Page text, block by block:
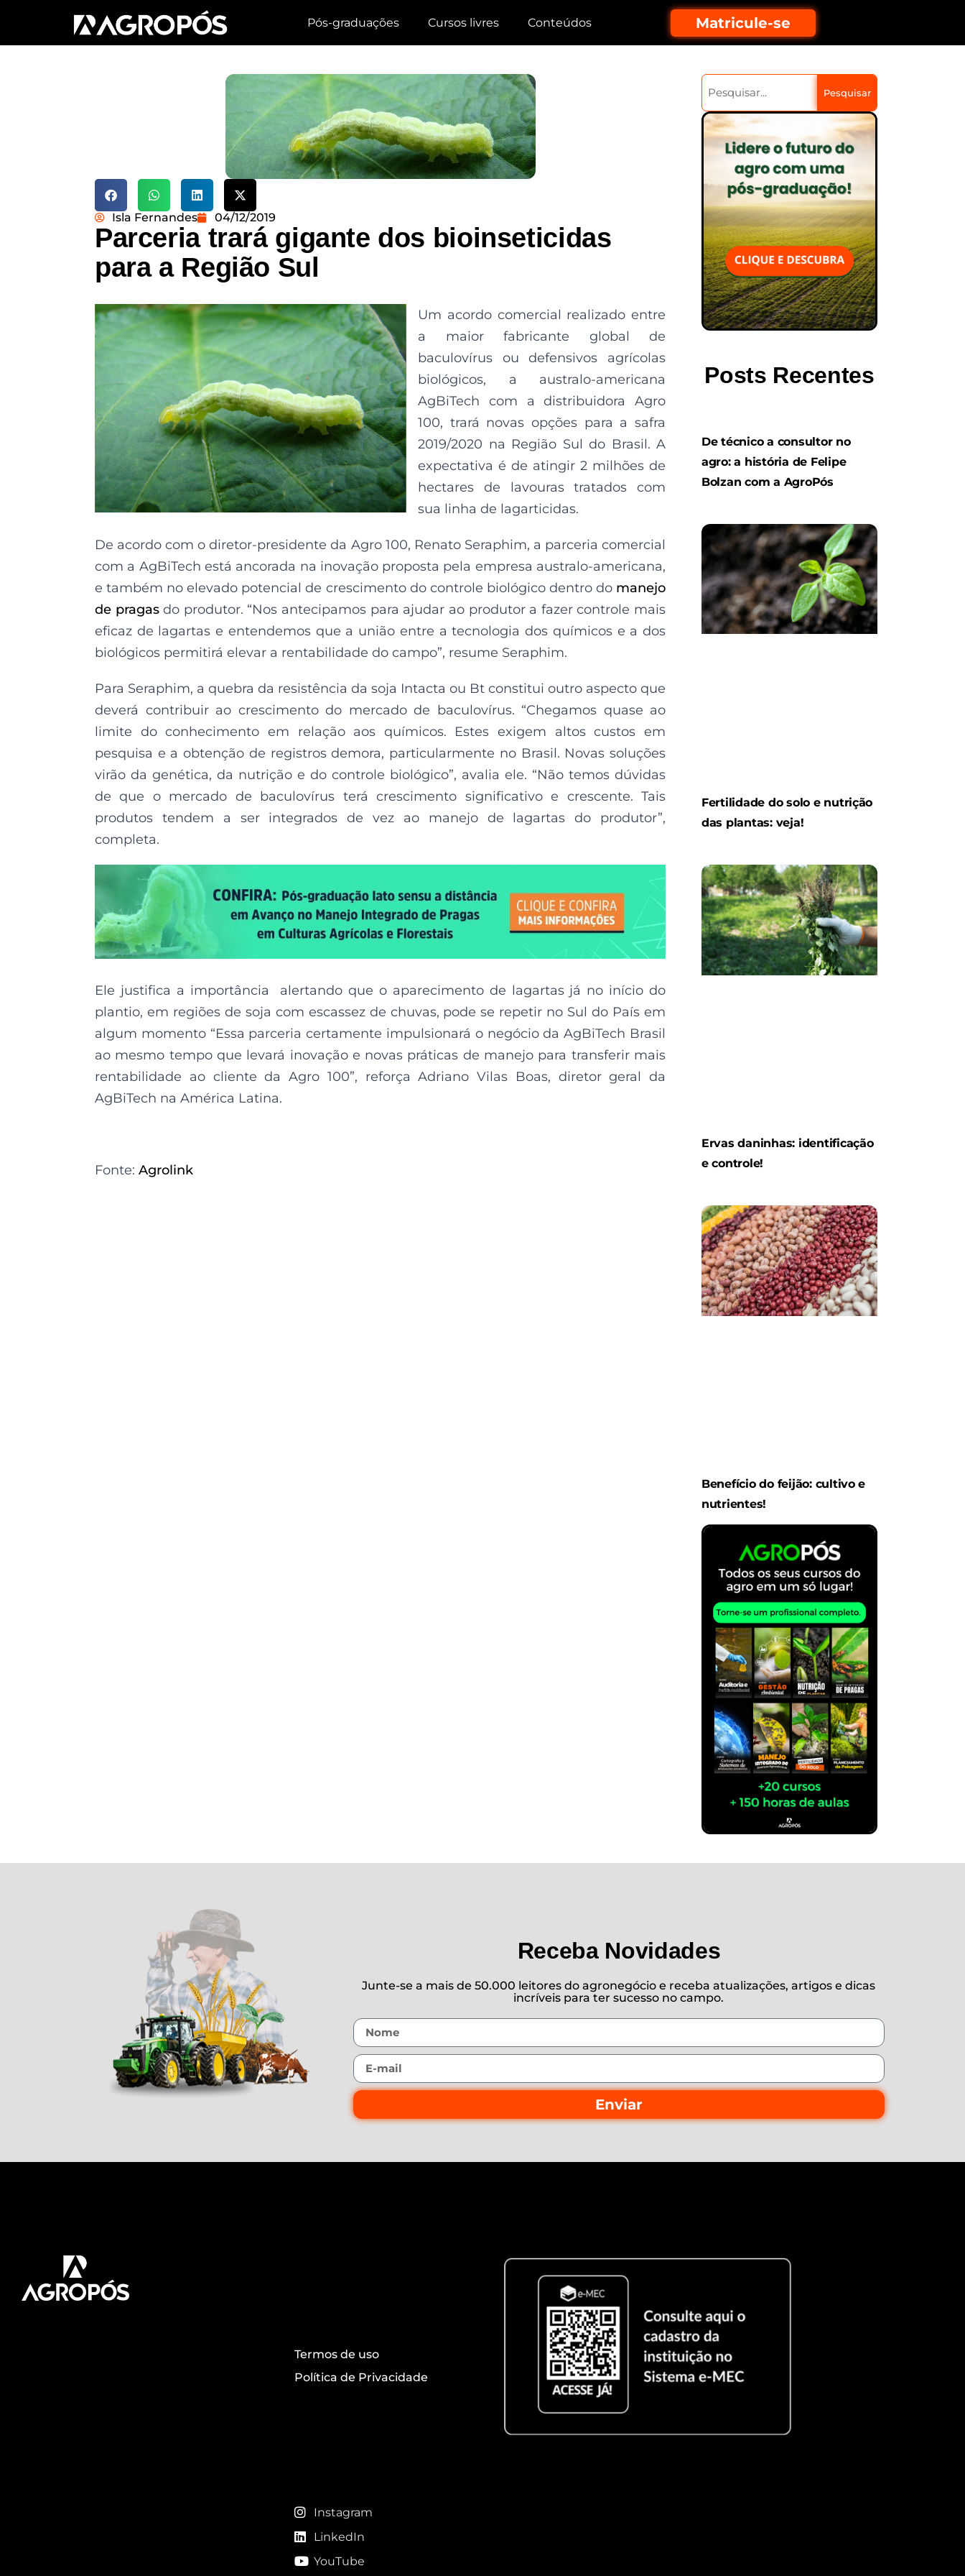
Pós-graduações Cursos livres Conteúdos Matricule-se
Isla Fernandes 04/12/2019
Parceria trará gigante dos bioinseticidas
para a Região Sul
Um acordo comercial realizado entre
a maior fabricante global de
baculovírus ou defensivos agrícolas
biológicos, a australo-americana
AgBiTech com a distribuidora Agro
100, trará novas opções para a safra
2019/2020 na Região Sul do Brasil. A
expectativa é de atingir 2 milhões de
hectares de lavouras tratados com
sua linha de lagarticidas.
De acordo com o diretor-presidente da Agro 100, Renato Seraphim, a parceria comercial
com a AgBiTech está ancorada na inovação proposta pela empresa australo-americana,
e também no elevado potencial de crescimento do controle biológico dentro do manejo
de pragasdo produtor. “Nos antecipamos para ajudar ao produtor a fazer controle mais
eficaz de lagartas e entendemos que a união entre a tecnologia dos químicos e a dos
biológicos permitirá elevar a rentabilidade do campo”, resume Seraphim.
Para Seraphim, a quebra da resistência da soja Intacta ou Bt constitui outro aspecto que
deverá contribuir ao crescimento do mercado de baculovírus. “Chegamos quase ao
limite do conhecimento em relação aos químicos. Estes exigem altos custos em
pesquisa e a obtenção de registros demora, particularmente no Brasil. Novas soluções
virão da genética, da nutrição e do controle biológico”, avalia ele. “Não temos dúvidas
de que o mercado de baculovírus terá crescimento significativo e crescente. Tais
produtos tendem a ser integrados de vez ao manejo de lagartas do produtor”,
completa.
Ele justifica a importância alertando que o aparecimento de lagartas já no início do
plantio, em regiões de soja com escassez de chuvas, pode se repetir no Sul do País em
algum momento “Essa parceria certamente impulsionará o negócio da AgBiTech Brasil
ao mesmo tempo que levará inovação e novas práticas de manejo para transferir mais
rentabilidade ao cliente da Agro 100”, reforça Adriano Vilas Boas, diretor geral da
AgBiTech na América Latina.
Fonte: Agrolink
Pesquisar
Posts Recentes
De técnico a consultor no
agro: a história de Felipe
Bolzan com a AgroPós
Fertilidade do solo e nutrição
das plantas: veja!
Ervas daninhas: identificação
e controle!
Benefício do feijão: cultivo e
nutrientes!
Receba Novidades
Junte-se a mais de 50.000 leitores do agronegócio e receba atualizações, artigos e dicas
incríveis para ter sucesso no campo.
Enviar
Termos de uso
Política de Privacidade
Instagram
LinkedIn
YouTube